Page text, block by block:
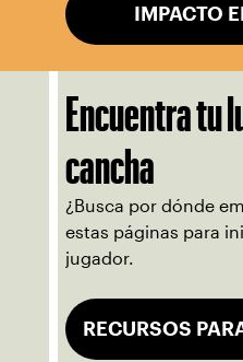
IMPACTO
Encuentra tu
cancha
¿Busca por dónde
estas páginas para
jugador.
RECURSOS